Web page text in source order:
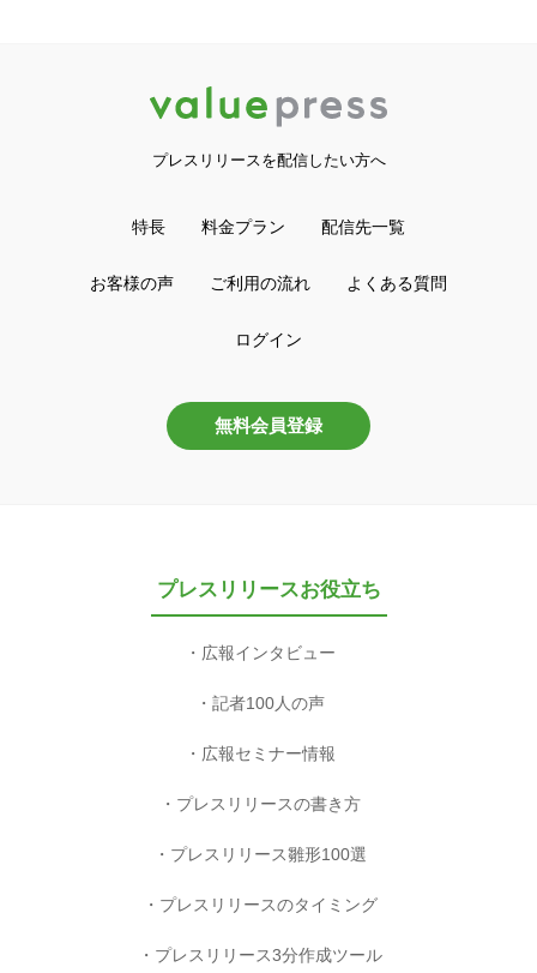
プレスリリースを配信したい方へ
特長 料金プラン 配信先一覧
お客様の声 ご利用の流れ よくある質問
ログイン
無料会員登録
プレスリリースお役立ち
広報インタビュー
記者100人の声
広報セミナー情報
プレスリリースの書き方
プレスリリース雛形100選
プレスリリースのタイミング
プレスリリース3分作成ツール